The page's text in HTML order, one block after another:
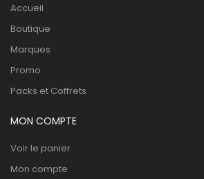
Accueil
Boutique
Marques
Promo
Packs et Coffrets
MON COMPTE
Voir le panier
Mon compte